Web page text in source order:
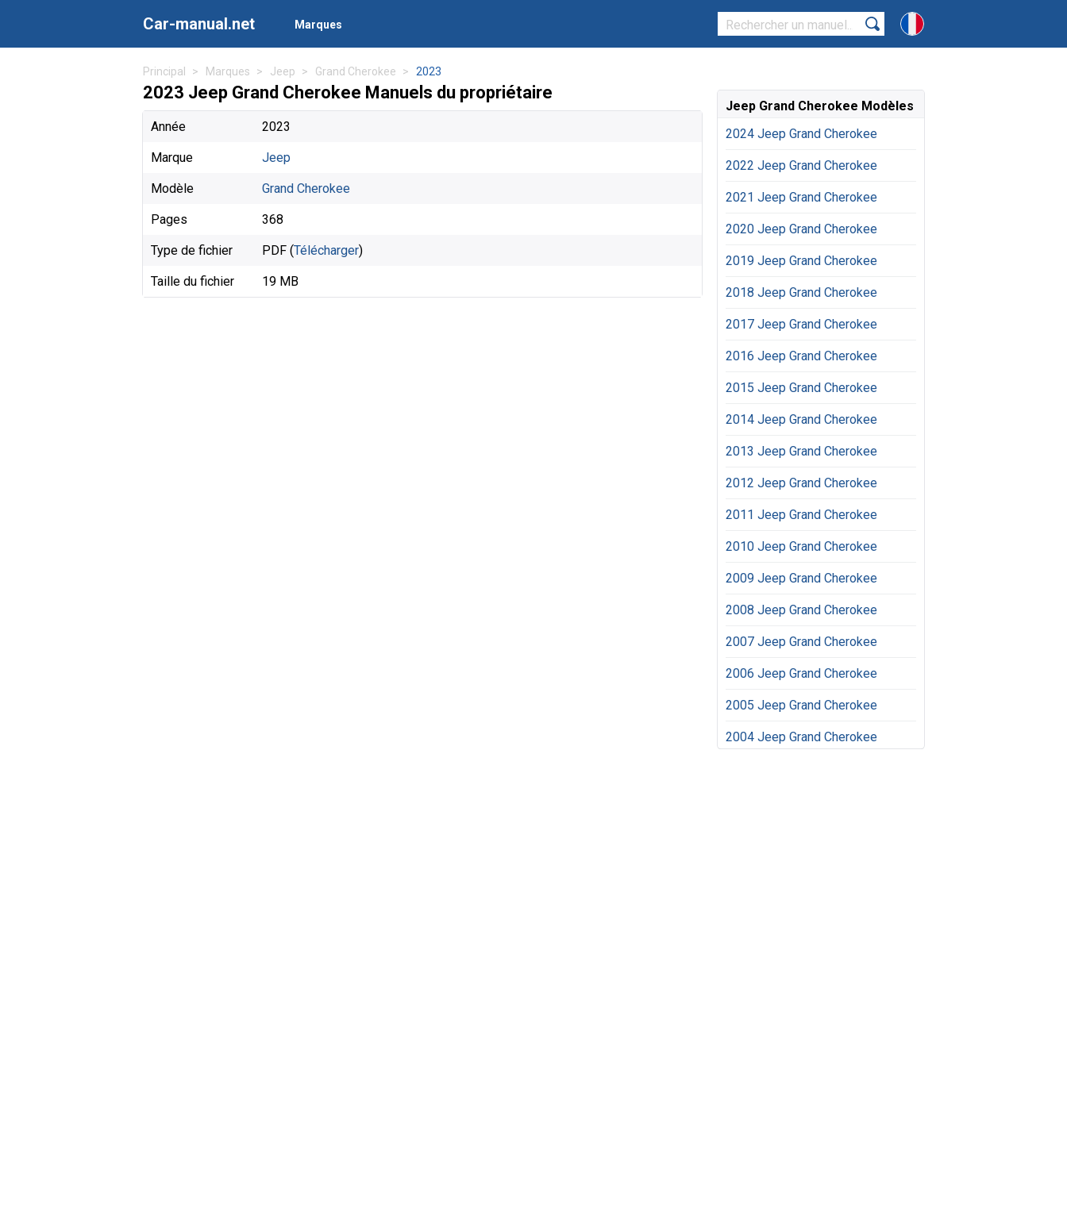
Car-manual.net Marques
Principal Marques Jeep Grand Cherokee 2023
2023 Jeep Grand Cherokee Manuels du propriétaire
Année 2023
Marque Jeep
Modèle Grand Cherokee
Pages 368
Type de fichier PDF (Télécharger)
Taille du fichier 19 MB
Jeep Grand Cherokee Modèles
2024 Jeep Grand Cherokee
2022 Jeep Grand Cherokee
2021 Jeep Grand Cherokee
2020 Jeep Grand Cherokee
2019 Jeep Grand Cherokee
2018 Jeep Grand Cherokee
2017 Jeep Grand Cherokee
2016 Jeep Grand Cherokee
2015 Jeep Grand Cherokee
2014 Jeep Grand Cherokee
2013 Jeep Grand Cherokee
2012 Jeep Grand Cherokee
2011 Jeep Grand Cherokee
2010 Jeep Grand Cherokee
2009 Jeep Grand Cherokee
2008 Jeep Grand Cherokee
2007 Jeep Grand Cherokee
2006 Jeep Grand Cherokee
2005 Jeep Grand Cherokee
2004 Jeep Grand Cherokee